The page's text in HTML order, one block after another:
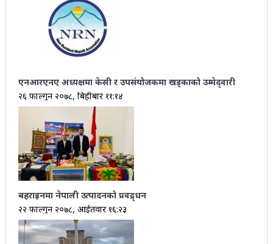
एनआरएनए अध्यक्षमा केसी र उपसंयोजकमा खड्काको उम्मेद्‍वारी
२६ फाल्गुन २०७८, बिहीबार ११:१४
बहराइनमा नेपाली उत्पादनको प्रवद्र्धन
२२ फाल्गुन २०७८, आईतवार १६:२३